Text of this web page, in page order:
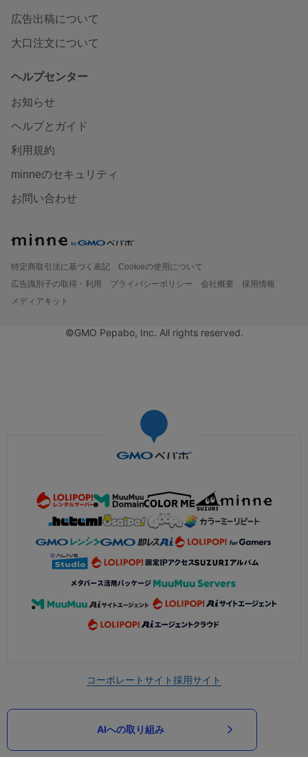
広告出稿について
大口注文について
ヘルプセンター
お知らせ
ヘルプとガイド
利用規約
minneのセキュリティ
お問い合わせ
特定商取引法に基づく表記
Cookieの使用について
広告識別子の取得・利用
プライバシーポリシー 会社概要
採用情報
メディアキット
©GMO Pepabo, Inc. All rights reserved.
コーポレートサイト採用サイト
AIへの取り組み